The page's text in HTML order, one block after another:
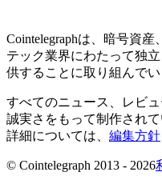
Cointelegraphは、暗号資
テック業界にわたって独
供することに取り組んでい
すべてのニュース、レビ
誠実さをもって制作され
詳細については、 編集方針
© Cointelegraph 2013 - 2026